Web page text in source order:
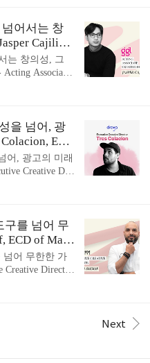
Gupana가
2025)에서
가 마케팅 광고
2025)의 심사
에이티브 아이
다.”첫 기획안
어서는 창
Cajilig o
는 창의성, 그
Associate
의 혁신적인
로 주목받고 있
Gigil의 소셜
Associate Creati
대행)으로 활
의 크리에이
반을 쌓는..
을 넘어, 광
ECD
어, 광고의 미래
Creative Dir
하는 광고 산업
본선 심사위원
대륙에서 크리
혁신적인 크리
창의성의 만남,
이기도 하죠. 현
임원(ECD)으로
구를 넘어 무
ECD of Mag
넘어 무한한 가
Director
산업이 빠르게
원으로 활약
Next